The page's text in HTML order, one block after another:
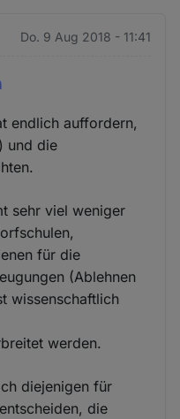
Do. 9 Aug 2018 - 11:41
endlich auffordern,
und die
sehr viel weniger
für die
(Ablehnen
wissenschaftlich
werden.
diejenigen für
die